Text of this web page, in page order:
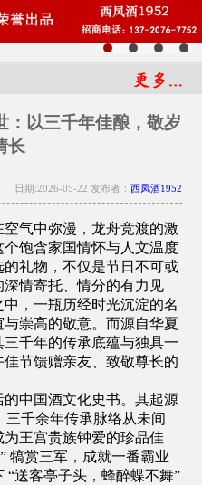
：以三千年佳酿，敬岁
长
日期:2026-05-22 发布者： 西凤酒1952
气中弥漫，龙舟竞渡的激
饱含家国情怀与人文温度
礼物，不仅是节日不可或
情寄托、情分的有力见
，一瓶历经时光沉淀的名
崇高的敬意。而源自华夏
千年的传承底蕴与独具一
节馈赠亲友、致敬尊长的
中国酒文化史书。其起源
三千余年传承脉络从未间
王宫贵族钟爱的珍品佳
犒赏三军，成就一番霸业
“送客亭子头，蜂醉蝶不舞”